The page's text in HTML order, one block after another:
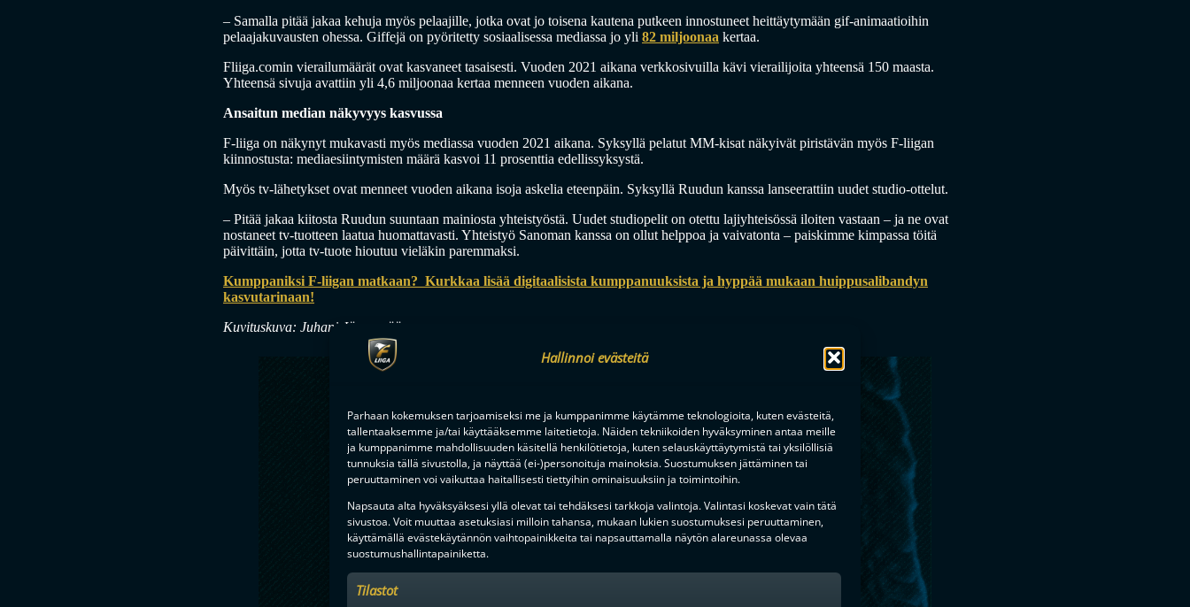
Hallinnoi evästeitä
Parhaan kokemuksen tarjoamiseksi me ja kumppanimme käytämme teknologioita, kuten evästeitä,
tallentaaksemme ja/tai käyttääksemme laitetietoja. Näiden tekniikoiden hyväksyminen antaa meille
ja kumppanimme mahdollisuuden käsitellä henkilötietoja, kuten selauskäyttäytymistä tai yksilöllisiä
tunnuksia tällä sivustolla, ja näyttää (ei-)personoituja mainoksia. Suostumuksen jättäminen tai
peruuttaminen voi vaikuttaa haitallisesti tiettyihin ominaisuuksiin ja toimintoihin.
Napsauta alta hyväksyäksesi yllä olevat tai tehdäksesi tarkkoja valintoja. Valintasi koskevat vain tätä
sivustoa. Voit muuttaa asetuksiasi milloin tahansa, mukaan lukien suostumuksesi peruuttaminen,
käyttämällä evästekäytännön vaihtopainikkeita tai napsauttamalla näytön alareunassa olevaa
suostumushallintapainiketta.
Tilastot
– Samalla pitää jakaa kehuja myös pelaajille, jotka ovat jo toisena kautena putkeen innostuneet heittäytymään gif-animaatioihin
pelaajakuvausten ohessa. Giffejä on pyöritetty sosiaalisessa mediassa jo yli 82 miljoonaa kertaa.
Fliiga.comin vierailumäärät ovat kasvaneet tasaisesti. Vuoden 2021 aikana verkkosivuilla kävi vierailijoita yhteensä 150 maasta.
Yhteensä sivuja avattiin yli 4,6 miljoonaa kertaa menneen vuoden aikana.
Ansaitun median näkyvyys kasvussa
F-liiga on näkynyt mukavasti myös mediassa vuoden 2021 aikana. Syksyllä pelatut MM-kisat näkyivät piristävän myös F-liigan
kiinnostusta: mediaesiintymisten määrä kasvoi 11 prosenttia edellissyksystä.
Myös tv-lähetykset ovat menneet vuoden aikana isoja askelia eteenpäin. Syksyllä Ruudun kanssa lanseerattiin uudet studio-ottelut.
– Pitää jakaa kiitosta Ruudun suuntaan mainiosta yhteistyöstä. Uudet studiopelit on otettu lajiyhteisössä iloiten vastaan – ja ne ovat
nostaneet tv-tuotteen laatua huomattavasti. Yhteistyö Sanoman kanssa on ollut helppoa ja vaivatonta – paiskimme kimpassa töitä
päivittäin, jotta tv-tuote hioutuu vieläkin paremmaksi.
Kumppaniksi F-liigan matkaan? Kurkkaa lisää digitaalisista kumppanuuksista ja hyppää mukaan huippusalibandyn
kasvutarinaan!
Kuvituskuva: Juhani Järvenpää